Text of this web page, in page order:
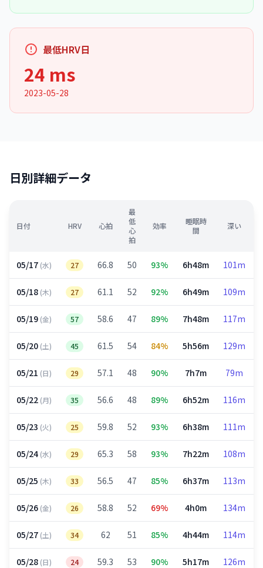
最低HRV日
24 ms
2023-05-28
日別詳細データ
日付 HRV 心拍
最
低
心
拍
効率
睡眠時
間
深い
05/17(水) 27 66.8 50 93% 6h48m 101m
05/18(木) 27 61.1 52 92% 6h49m 109m
05/19(金) 57 58.6 47 89% 7h48m 117m
05/20(土) 45 61.5 54 84% 5h56m 129m
05/21 (日) 29 57.1 48 90% 7h7m 79m
05/22(月) 35 56.6 48 89% 6h52m 116m
05/23 (火) 25 59.8 52 93% 6h38m 111m
05/24(水) 29 65.3 58 93% 7h22m 108m
05/25 (木) 33 56.5 47 85% 6h37m 113m
05/26(金) 26 58.8 52 69% 4h0m 134m
05/27(土) 34 62 51 85% 4h44m 114m
05/28(日) 24 59.3 53 90% 5h17m 126m